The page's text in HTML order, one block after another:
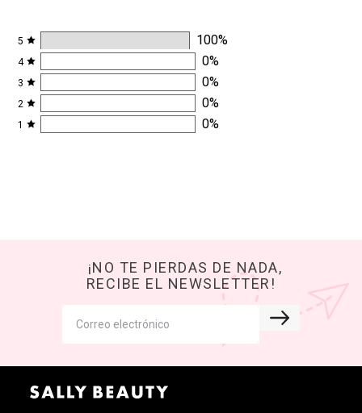
5 100%
4 0%
3 0%
2 0%
1 0%
¡NO TE PIERDAS DE NADA,
RECIBE EL NEWSLETTER!